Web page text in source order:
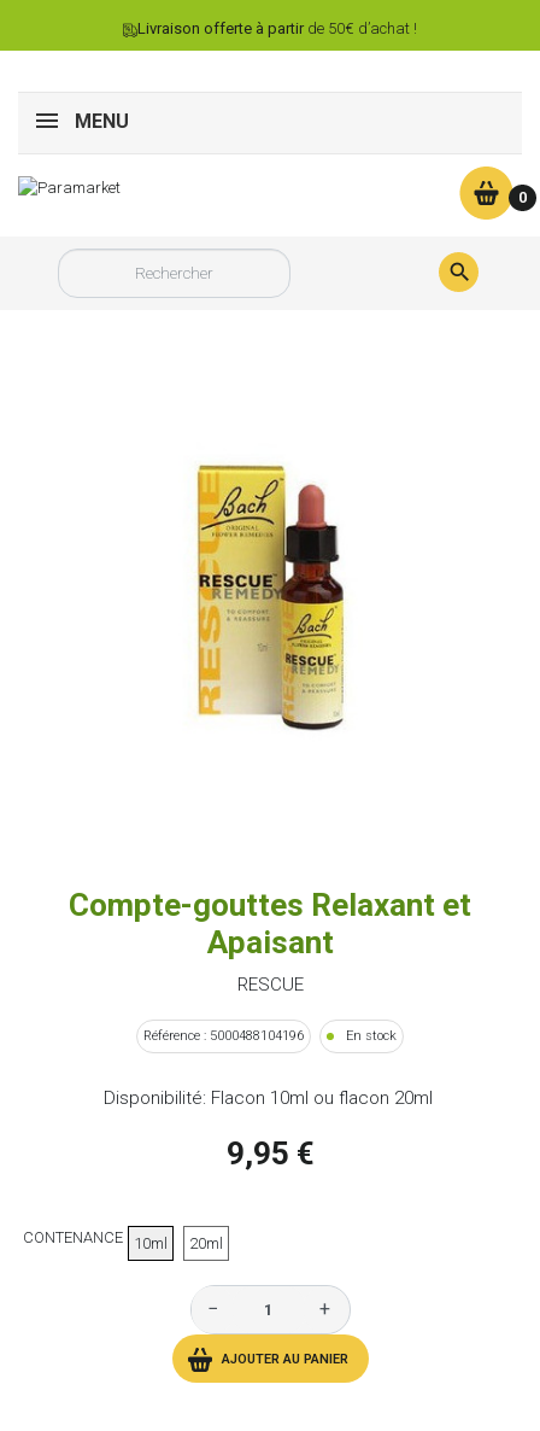
Livraison offerte à partirde 50€ d’achat !
MENU
0

Compte-gouttes Relaxant et
Apaisant
RESCUE
Référence : 5000488104196 En stock
Disponibilité: Flacon 10ml ou flacon 20ml
9,95 €
CONTENANCE 10ml 20ml
− +
AJOUTER AU PANIER